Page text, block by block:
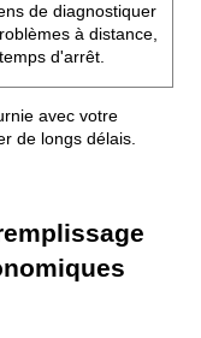
de diagnostiquer
à distance,
d'arrêt.
avec votre
de longs délais.